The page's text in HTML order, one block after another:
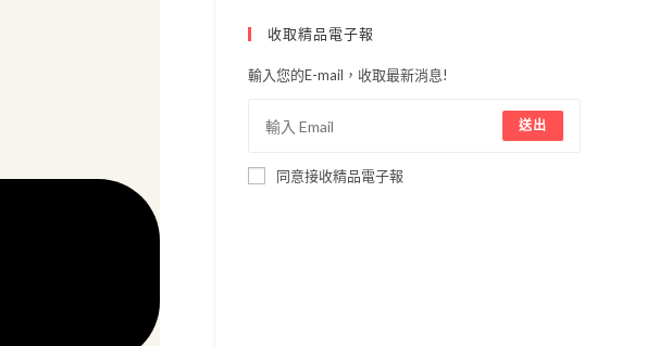
收取精品電子報
輸入您的E-mail，收取最新消息!
送出
同意接收精品電子報